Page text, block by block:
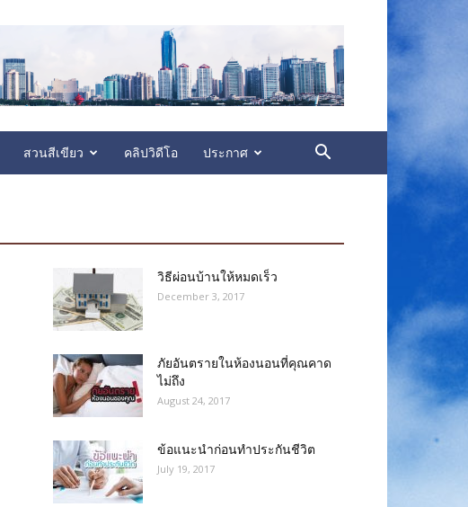
สวนสีเขียว คลิปวิดีโอ ประกาศ
วิธีผ่อนบ้านให้หมดเร็ว
December 3, 2017
ภัยอันตรายในห้องนอนที่คุณคาด
ไม่ถึง
August 24, 2017
ข้อแนะนำก่อนทำประกันชีวิต
July 19, 2017